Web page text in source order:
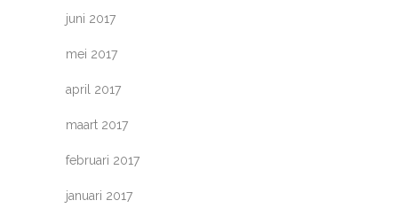
juni 2017
mei 2017
april 2017
maart 2017
februari 2017
januari 2017